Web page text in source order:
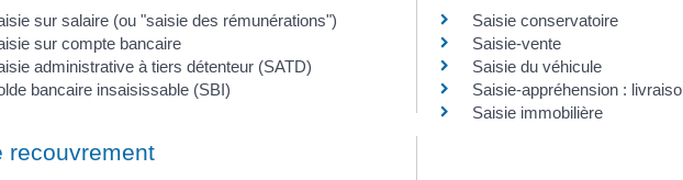
sur salaire (ou "saisie des rémunérations")
sur compte bancaire
administrative à tiers détenteur (SATD)
bancaire insaisissable (SBI)
Saisie conservatoire
Saisie-vente
Saisie du véhicule
Saisie-appréhension :
Saisie immobilière
recouvrement